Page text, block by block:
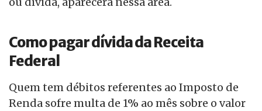
Como pagar dívida da Receita
Federal
Quem tem débitos referentes ao Imposto de
Renda sofre multa de 1% ao mês sobre o valor